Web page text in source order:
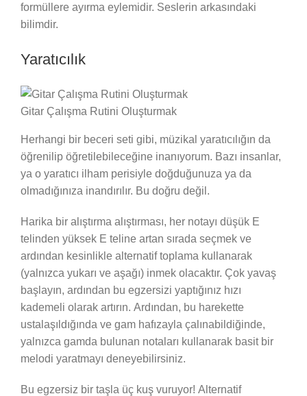
formüllere ayırma eylemidir. Seslerin arkasındaki
bilimdir.
Yaratıcılık
Gitar Çalışma Rutini Oluşturmak
Herhangi bir beceri seti gibi, müzikal yaratıcılığın da
öğrenilip öğretilebileceğine inanıyorum. Bazı insanlar,
ya o yaratıcı ilham perisiyle doğduğunuza ya da
olmadığınıza inandırılır. Bu doğru değil.
Harika bir alıştırma alıştırması, her notayı düşük E
telinden yüksek E teline artan sırada seçmek ve
ardından kesinlikle alternatif toplama kullanarak
(yalnızca yukarı ve aşağı) inmek olacaktır. Çok yavaş
başlayın, ardından bu egzersizi yaptığınız hızı
kademeli olarak artırın. Ardından, bu harekette
ustalaşıldığında ve gam hafızayla çalınabildiğinde,
yalnızca gamda bulunan notaları kullanarak basit bir
melodi yaratmayı deneyebilirsiniz.
Bu egzersiz bir taşla üç kuş vuruyor! Alternatif